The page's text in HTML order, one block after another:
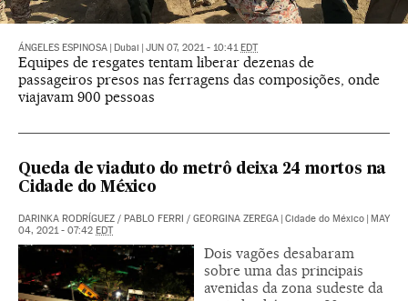
ÁNGELES ESPINOSA Dubai JUN 07, 2021 - 10:41 EDT
Equipes de resgates tentam liberar dezenas de
passageiros presos nas ferragens das composições, onde
viajavam 900 pessoas
Queda de viaduto do metrô deixa 24 mortos na
Cidade do México
DARINKA RODRÍGUEZ / PABLO FERRI / GEORGINA ZEREGA Cidade do México
MAY
04, 2021 - 07:42 EDT
Dois vagões desabaram
sobre uma das principais
avenidas da zona sudeste da